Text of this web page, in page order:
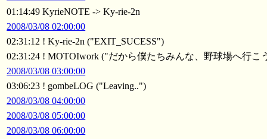
01:14:49 KyrieNOTE -> Ky-rie-2n
2008/03/08 02:00:00
02:31:12 ! Ky-rie-2n ("EXIT_SUCESS")
02:31:24 ! MOTOIwork ("だから僕たちみんな、野球場へ行こ
2008/03/08 03:00:00
03:06:23 ! gombeLOG ("Leaving..")
2008/03/08 04:00:00
2008/03/08 05:00:00
2008/03/08 06:00:00